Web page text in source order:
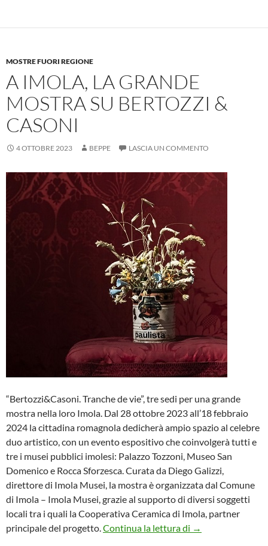
MOSTRE FUORI REGIONE
A IMOLA, LA GRANDE
MOSTRA SU BERTOZZI &
CASONI
4 OTTOBRE 2023 BEPPE LASCIA UN COMMENTO
“Bertozzi&Casoni. Tranche de vie”, tre sedi per una grande
mostra nella loro Imola. Dal 28 ottobre 2023 all’18 febbraio
2024 la cittadina romagnola dedicherà ampio spazio al celebre
duo artistico, con un evento espositivo che coinvolgerà tutti e
tre i musei pubblici imolesi: Palazzo Tozzoni, Museo San
Domenico e Rocca Sforzesca. Curata da Diego Galizzi,
direttore di Imola Musei, la mostra è organizzata dal Comune
di Imola – Imola Musei, grazie al supporto di diversi soggetti
locali tra i quali la Cooperativa Ceramica di Imola, partner
principale del progetto. Continua la lettura di A Imola, la
→